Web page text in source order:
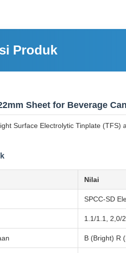
Produk
Sheet for Beverage
Surface Electrolytic Tinplate
Nilai
SPCC-SD
1.1/1.1, 2,0/
B (Bright) R